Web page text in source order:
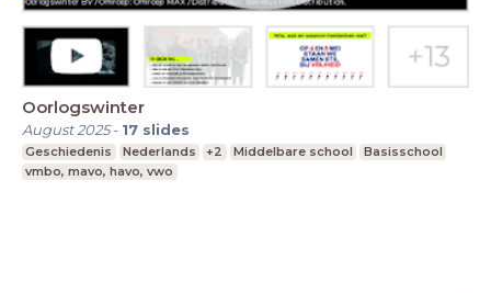
Oorlogswinter
August 2025- 17 slides
Geschiedenis Nederlands +2 Middelbare school
Basisschool
vmbo, mavo, havo, vwo